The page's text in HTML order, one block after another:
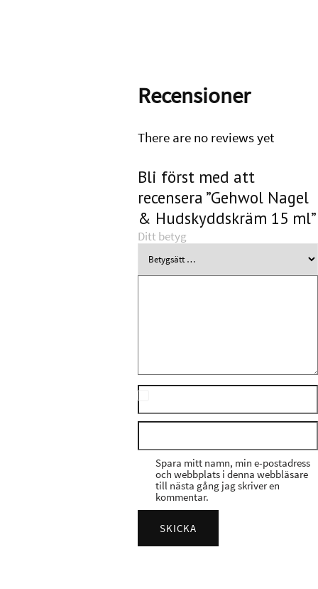
Recensioner
There are no reviews yet
Bli först med att
recensera ”Gehwol Nagel
& Hudskyddskräm 15 ml”
Ditt betyg
Spara mitt namn, min e-postadress
och webbplats i denna webbläsare
till nästa gång jag skriver en
kommentar.